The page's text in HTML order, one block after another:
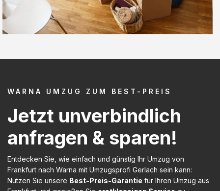
WARNA UMZUG ZUM BEST-PREIS
Jetzt unverbindlich
anfragen & sparen!
Entdecken Sie, wie einfach und günstig Ihr Umzug von
Frankfurt nach Warna mit Umzugsprofi Gerlach sein kann:
Nutzen Sie unsere Best-Preis-Garantie für Ihren Umzug aus